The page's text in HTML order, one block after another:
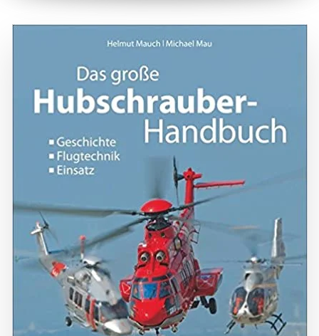
ZUM BUCH